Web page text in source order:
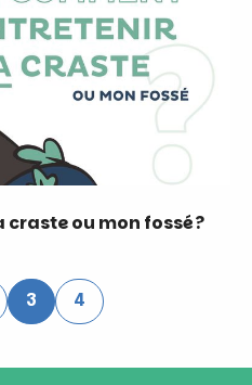
ou mon fossé ?
3 4